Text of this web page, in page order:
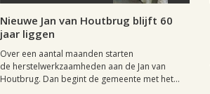
Nieuwe Jan van Houtbrug blijft 60
jaar liggen
Over een aantal maanden starten
de herstelwerkzaamheden aan de Jan van
Houtbrug. Dan begint de gemeente met het...